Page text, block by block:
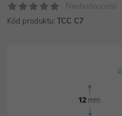
Neohodnoceno
Kód produktu: TCC C7